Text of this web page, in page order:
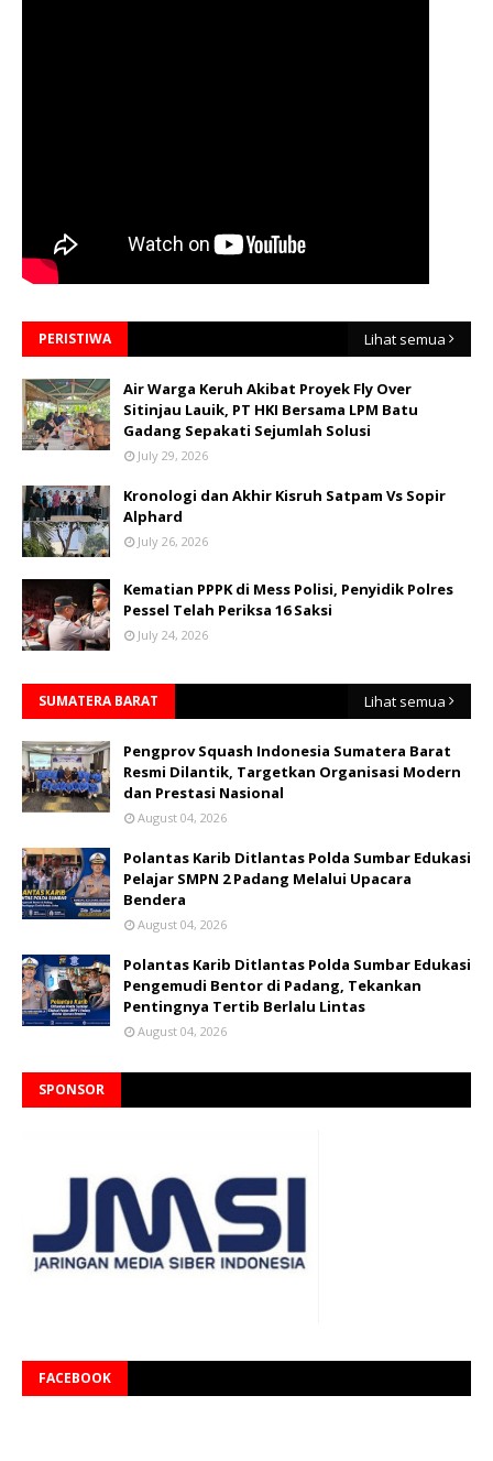
PERISTIWA Lihat semua
Air Warga Keruh Akibat Proyek Fly Over
Sitinjau Lauik, PT HKI Bersama LPM Batu
Gadang Sepakati Sejumlah Solusi
July 29, 2026
Kronologi dan Akhir Kisruh Satpam Vs Sopir
Alphard
July 26, 2026
Kematian PPPK di Mess Polisi, Penyidik Polres
Pessel Telah Periksa 16 Saksi
July 24, 2026
SUMATERA BARAT Lihat semua
Pengprov Squash Indonesia Sumatera Barat
Resmi Dilantik, Targetkan Organisasi Modern
dan Prestasi Nasional
August 04, 2026
Polantas Karib Ditlantas Polda Sumbar Edukasi
Pelajar SMPN 2 Padang Melalui Upacara
Bendera
August 04, 2026
Polantas Karib Ditlantas Polda Sumbar Edukasi
Pengemudi Bentor di Padang, Tekankan
Pentingnya Tertib Berlalu Lintas
August 04, 2026
SPONSOR
FACEBOOK